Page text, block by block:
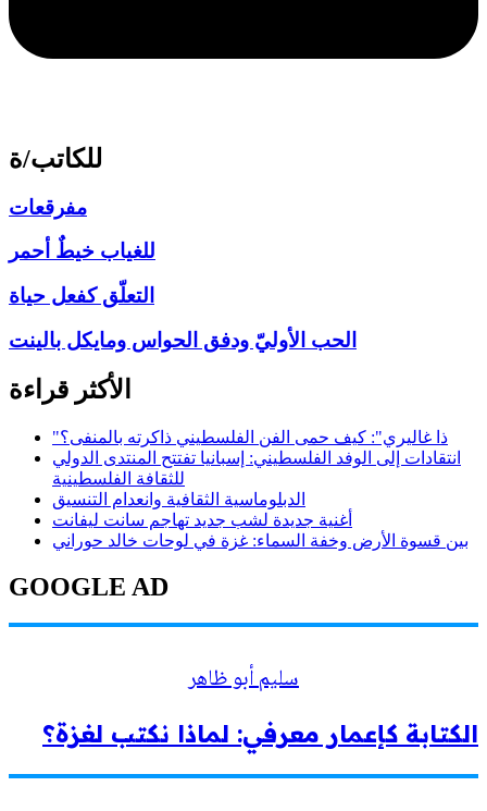
للكاتب/ة
مفرقعات
للغياب خيطٌ أحمر
التعلّق كفعل حياة
الحب الأوليّ ودفق الحواس ومايكل بالينت
الأكثر قراءة
"ذا غاليري": كيف حمى الفن الفلسطيني ذاكرته بالمنفى؟
انتقادات إلى الوفد الفلسطيني: إسبانيا تفتتح المنتدى الدولي
للثقافة الفلسطينية
الدبلوماسية الثقافية وانعدام التنسيق
أغنية جديدة لشب جديد تهاجم سانت ليفانت
بين قسوة الأرض وخفة السماء: غزة في لوحات خالد حوراني
GOOGLE AD
سليم أبو ظاهر
الكتابة كإعمار معرفي: لماذا نكتب لغزة؟